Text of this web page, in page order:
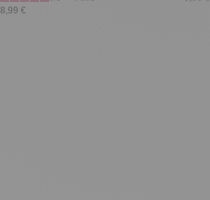
8,99 €